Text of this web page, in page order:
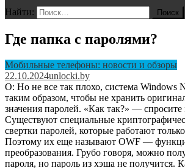
Найти:
Где папка с паролями?
Мобильные телефоны: новости и обзоры
22.10.2024unlocki.by
О: Но не все так плохо, система Windows
таким образом, чтобы не хранить
значения паролей. «Как так?» —
Существуют специальные
свертки паролей, которые работают
Поэтому их еще называют OWF —
преобразования. Грубо говоря, можно
пароля, но пароль из хэша не получится.